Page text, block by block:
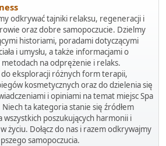
odkrywać tajniki relaksu, regeneracji i
oraz dobre samopoczucie. Dzielmy
historiami, poradami dotyczącymi
i umysłu, a także informacjami o
metodach na odprężenie i relaks.
do eksploracji różnych form terapii,
kosmetycznych oraz do dzielenia się
i opiniami na temat miejsc Spa
Niech ta kategoria stanie się źródłem
wszystkich poszukujących harmonii i
życiu. Dołącz do nas i razem odkrywajmy
samopoczucia.